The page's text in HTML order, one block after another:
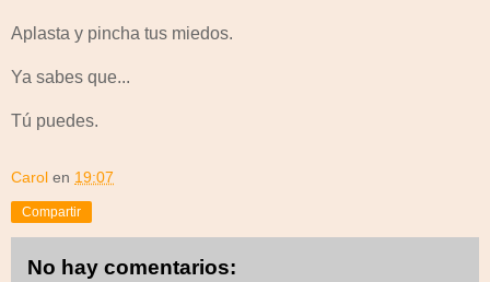
Aplasta y pincha tus miedos.
Ya sabes que...
Tú puedes.
Carol en 19:07
Compartir
No hay comentarios: